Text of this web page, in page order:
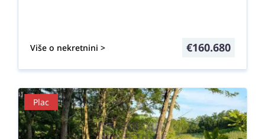
Više o nekretnini > €160.680
Plac